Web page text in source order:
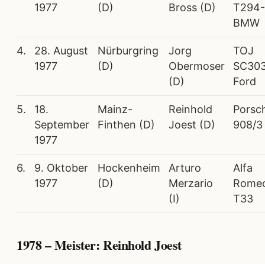
1977
(D)
Bross (D)
T294-
BMW
4.
28. August
1977
Nürburgring
(D)
Jorg
Obermoser
(D)
TOJ
Ford
5.
18.
September
1977
Mainz-
Finthen (D)
Reinhold
Joest (D)
908/3
6.
9. Oktober
1977
Hockenheim
(D)
Arturo
Merzario
(I)
Alfa
T33
1978 – Meister: Reinhold Joest